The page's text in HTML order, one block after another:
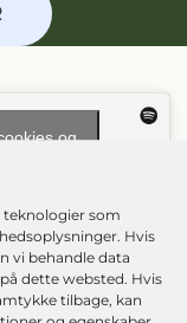
teknologier som
Hvis
vi behandle data
dette websted. Hvis
tilbage, kan
og
elektroniske
til Aabenraa i